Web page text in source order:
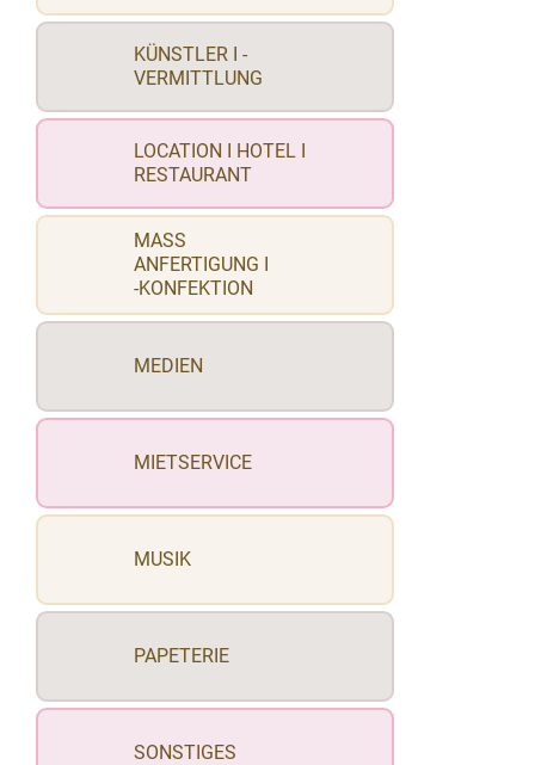
KÜNSTLER I -
VERMITTLUNG
LOCATION I HOTEL I
RESTAURANT
MASS
ANFERTIGUNG I
-KONFEKTION
MEDIEN
MIETSERVICE
MUSIK
PAPETERIE
SONSTIGES